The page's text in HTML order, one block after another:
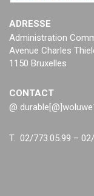
ADRESSE
Administration
Avenue Charles
1150 Bruxelles
CONTACT
@
T. 02/773.05.99 –